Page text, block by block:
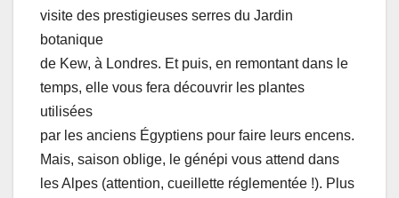
visite des prestigieuses serres du Jardin
botanique
de Kew, à Londres. Et puis, en remontant dans le
temps, elle vous fera découvrir les plantes
utilisées
par les anciens Égyptiens pour faire leurs encens.
Mais, saison oblige, le génépi vous attend dans
les Alpes (attention, cueillette réglementée !). Plus